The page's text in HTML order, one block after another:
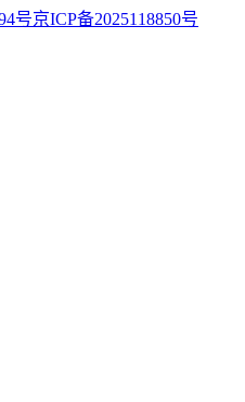
号京ICP备2025118850号